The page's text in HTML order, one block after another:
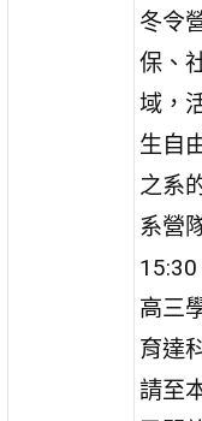
冬令
保、
域，
生自
之系
系營
高三
育達
請至